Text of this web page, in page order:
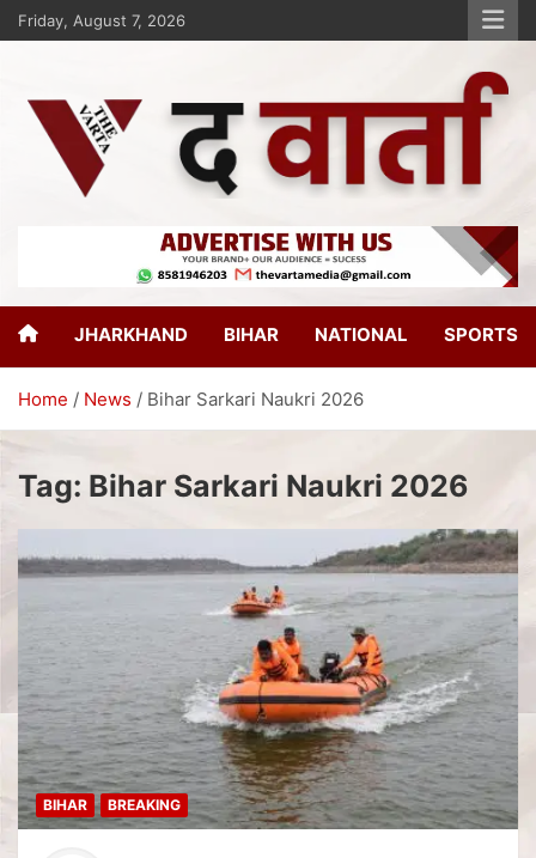
Friday, August 7, 2026
The Varta
JHARKHAND BIHAR NATIONAL SPORTS
Home News Bihar Sarkari Naukri 2026
Tag: Bihar Sarkari Naukri 2026
BIHAR BREAKING